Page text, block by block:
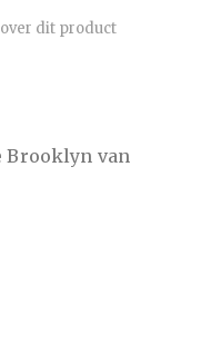
dit product
Brooklyn van